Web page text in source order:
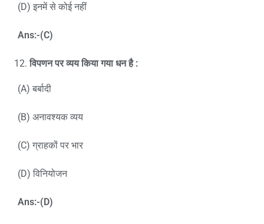
(D) इनमें से कोई नहीं
Ans:-(C)
विपणन पर व्यय किया गया धन है :
(A) बर्बादी
(B) अनावश्यक व्यय
(C) ग्राहकों पर भार
(D) विनियोजन
Ans:-(D)